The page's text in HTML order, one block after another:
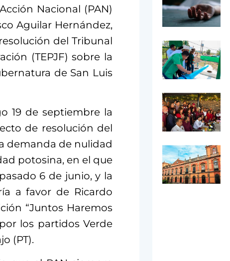
Nacional (PAN)
Aguilar Hernández,
del Tribunal
(TEPJF) sobre la
de San Luis
19 de septiembre la
de resolución del
demanda de nulidad
potosina, en el que
6 de junio, y la
a favor de Ricardo
“Juntos Haremos
los partidos Verde
(PT).